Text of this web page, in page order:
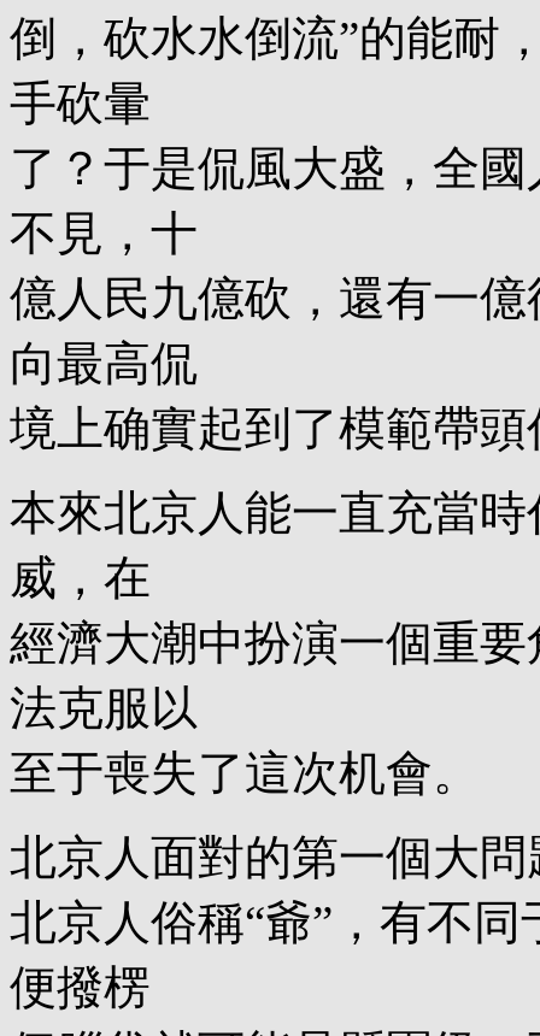
倒，砍水水倒流”的能耐
手砍暈
了？于是侃風大盛，全
不見，十
億人民九億砍，還有一
向最高侃
境上确實起到了模範帶頭
本來北京人能一直充當時
威，在
經濟大潮中扮演一個重
法克服以
至于喪失了這次机會。
北京人面對的第一個大
北京人俗稱“爺”，有不
便撥楞